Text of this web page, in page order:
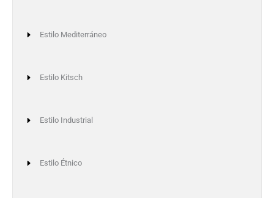
Estilo Mediterráneo
Estilo Kitsch
Estilo Industrial
Estilo Étnico